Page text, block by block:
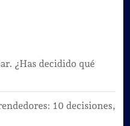
¿Has decidido qué
10 decisiones,